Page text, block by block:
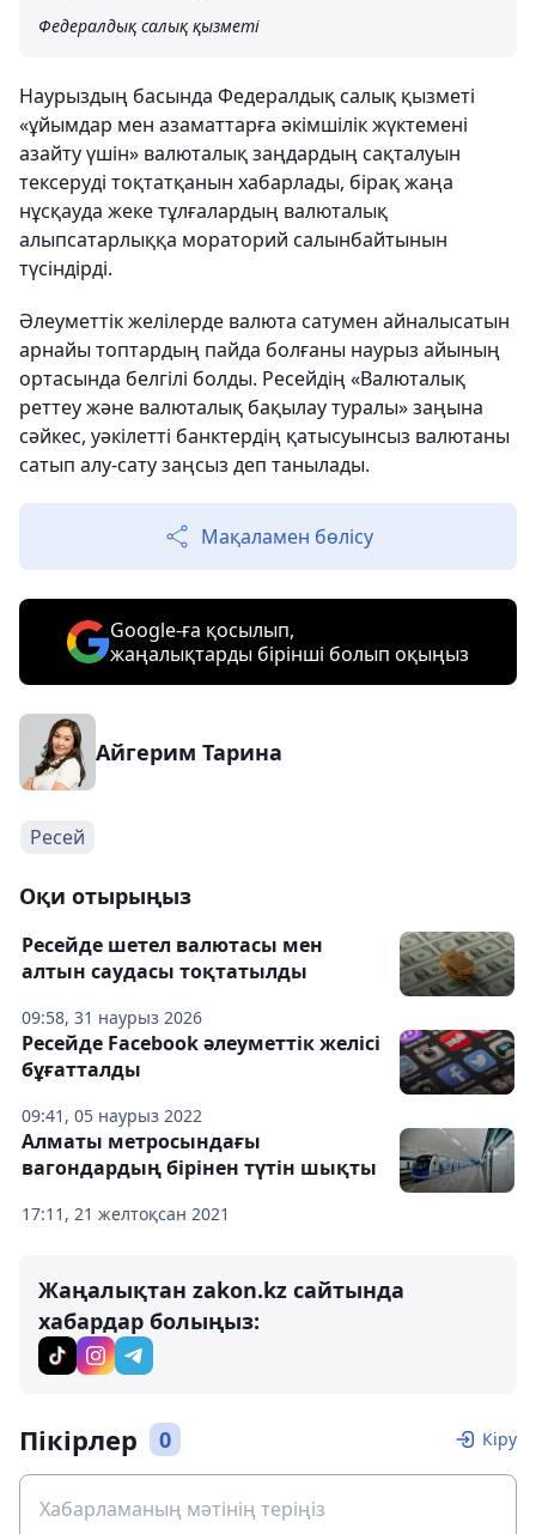
Федералдық салық қызметі
Наурыздың басында Федералдық салық қызметі
«ұйымдар мен азаматтарға әкімшілік жүктемені
азайту үшін» валюталық заңдардың сақталуын
тексеруді тоқтатқанын хабарлады, бірақ жаңа
нұсқауда жеке тұлғалардың валюталық
алыпсатарлыққа мораторий салынбайтынын
түсіндірді.
Әлеуметтік желілерде валюта сатумен айналысатын
арнайы топтардың пайда болғаны наурыз айының
ортасында белгілі болды. Ресейдің «Валюталық
реттеу және валюталық бақылау туралы» заңына
сәйкес, уәкілетті банктердің қатысуынсыз валютаны
сатып алу-сату заңсыз деп танылады.
Мақаламен бөлісу
Google-ға қосылып,
жаңалықтарды бірінші болып оқыңыз
Айгерим Тарина
Ресей
Оқи отырыңыз
09:58, 31 наурыз 2026
Ресейде шетел валютасы мен
алтын саудасы тоқтатылды
09:41, 05 наурыз 2022
Ресейде Facebook әлеуметтік желісі
бұғатталды
17:11, 21 желтоқсан 2021
Алматы метросындағы
вагондардың бірінен түтін шықты
Жаңалықтан zakon.kz сайтында
хабардар болыңыз:
Пікірлер 0 Кіру